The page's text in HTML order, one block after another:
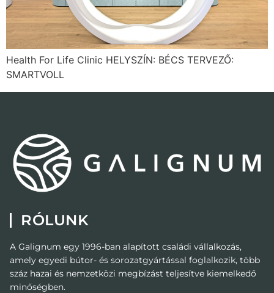
Health For Life Clinic HELYSZÍN: BÉCS TERVEZŐ:
SMARTVOLL
RÓLUNK
A Galignum egy 1996-ban alapított családi vállalkozás,
amely egyedi bútor- és sorozatgyártással foglalkozik, több
száz hazai és nemzetközi megbízást teljesítve kiemelkedő
minőségben.